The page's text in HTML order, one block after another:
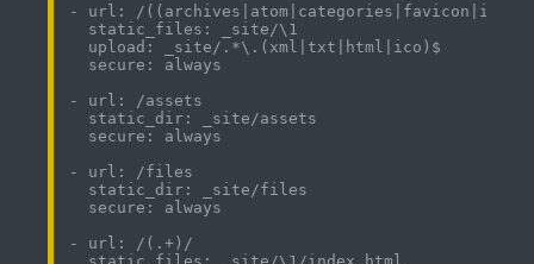
- url: /
  static_files: _site/\1
  upload: _site/.*\.(xml|txt|html|ico)$
  secure: always
- url: /assets
  static_dir: _site/assets
  secure: always
- url: /files
  static_dir: _site/files
  secure: always
- url: /(.+)/